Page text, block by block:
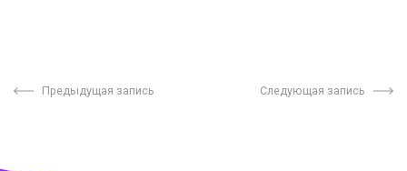
Предыдущая запись Следующая запись